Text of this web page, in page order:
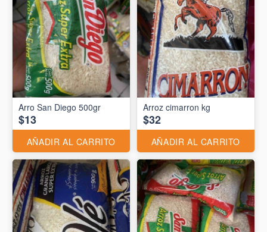
Arro San Diego 500gr
$13
AÑADIR AL CARRITO
Arroz cimarron kg
$32
AÑADIR AL CARRITO